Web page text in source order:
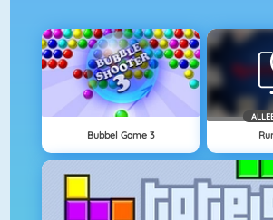
Bubbel Game 3